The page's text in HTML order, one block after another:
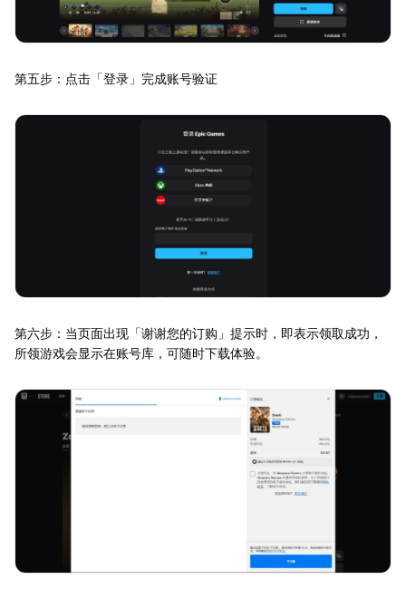
第五步：点击「登录」完成账号验证
第六步：当页面出现「谢谢您的订购」提示时，即表示领取成功，
所领游戏会显示在账号库，可随时下载体验。